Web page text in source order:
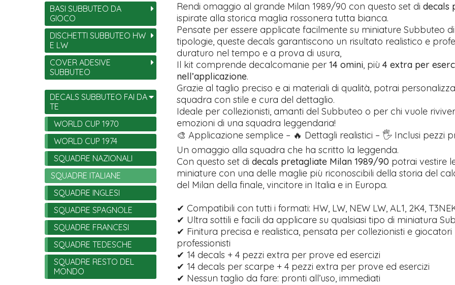
Rendi omaggio al grande Milan 1989/90 con questo set di decals
ispirate alla storica maglia rossonera tutta bianca.
Pensate per essere applicate facilmente su miniature Subbuteo
tipologie, queste decals garantiscono un risultato realistico e
duraturo nel tempo e a prova di usura,
Il kit comprende decalcomanie per 14 omini, più 4 extra per
nell’applicazione.
Grazie al taglio preciso e ai materiali di qualità, potrai
squadra con stile e cura del dettaglio.
Ideale per collezionisti, amanti del Subbuteo o per chi vuole
emozioni di una squadra leggendaria!
🎨 Applicazione semplice – 🔥 Dettagli realistici – 🖐️ Inclusi pezzi
Un omaggio alla squadra che ha scritto la leggenda.
Con questo set di decals pretagliate Milan 1989/90potrai vestire
miniature con una delle maglie più riconoscibili della storia del
del Milan della finale, vincitore in Italia e in Europa.
✔ Compatibili con tutti i formati: HW, LW, NEW LW, AL1, 2K4,
✔ Ultra sottili e facili da applicare su qualsiasi tipo di miniatura
✔ Finitura precisa e realistica, pensata per collezionisti e giocatori
professionisti
✔ 14 decals + 4 pezzi extra per prove ed esercizi
✔ 14 decals per scarpe + 4 pezzi extra per prove ed esercizi
✔ Nessun taglio da fare: pronti all’uso, immediati
BASI SUBBUTEO DA
GIOCO
DISCHETTI SUBBUTEO HW
E LW
COVER ADESIVE
SUBBUTEO
DECALS SUBBUTEO FAI DA
TE
WORLD CUP 1970
WORLD CUP 1974
SQUADRE NAZIONALI
SQUADRE ITALIANE
SQUADRE INGLESI
SQUADRE SPAGNOLE
SQUADRE FRANCESI
SQUADRE TEDESCHE
SQUADRE RESTO DEL
MONDO